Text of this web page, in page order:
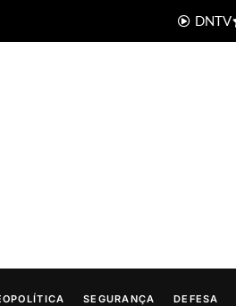
DNTV
SEGURANÇA DEFESA